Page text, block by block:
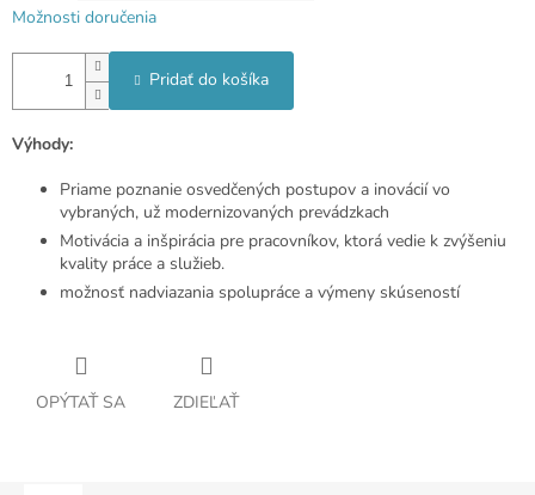
Možnosti doručenia
Pridať do košíka
Výhody:
Priame poznanie osvedčených postupov a inovácií vo
vybraných, už modernizovaných prevádzkach
Motivácia a inšpirácia pre pracovníkov, ktorá vedie k zvýšeniu
kvality práce a služieb.
možnosť nadviazania spolupráce a výmeny skúseností
OPÝTAŤ SA ZDIEĽAŤ